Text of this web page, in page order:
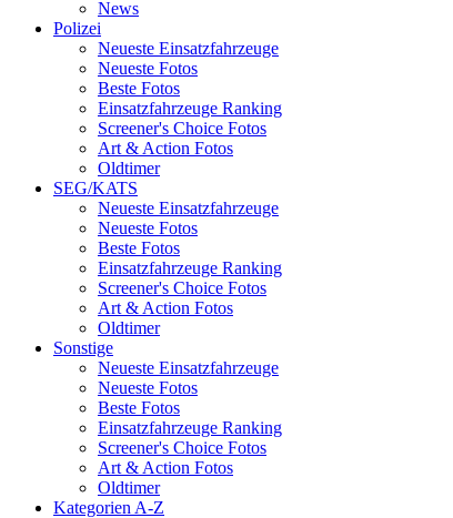
News
Polizei
Neueste Einsatzfahrzeuge
Neueste Fotos
Beste Fotos
Einsatzfahrzeuge Ranking
Screener's Choice Fotos
Art & Action Fotos
Oldtimer
SEG/KATS
Neueste Einsatzfahrzeuge
Neueste Fotos
Beste Fotos
Einsatzfahrzeuge Ranking
Screener's Choice Fotos
Art & Action Fotos
Oldtimer
Sonstige
Neueste Einsatzfahrzeuge
Neueste Fotos
Beste Fotos
Einsatzfahrzeuge Ranking
Screener's Choice Fotos
Art & Action Fotos
Oldtimer
Kategorien A-Z